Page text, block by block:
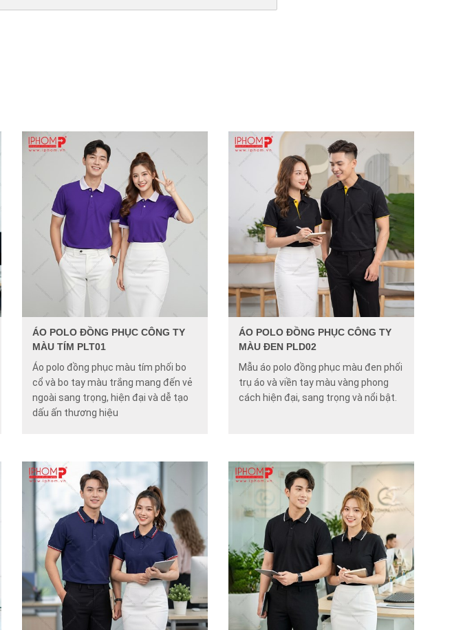
ÁO POLO ĐỒNG PHỤC CÔNG TY
MÀU TÍM PLT01
Áo polo đồng phục màu tím phối bo
cổ và bo tay màu trắng mang đến vẻ
ngoài sang trọng, hiện đại và dễ tạo
dấu ấn thương hiệu
ÁO POLO ĐỒNG PHỤC CÔNG TY
MÀU ĐEN PLD02
Mẫu áo polo đồng phục màu đen phối
trụ áo và viền tay màu vàng phong
cách hiện đại, sang trọng và nổi bật.